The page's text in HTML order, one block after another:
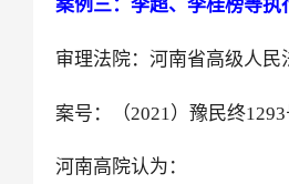
案例三：李超、李桂榜等执
审理法院：河南省高级人民
案号：（2021）豫民终1293
河南高院认为：